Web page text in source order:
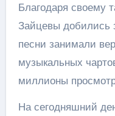
Благодаря своему
Зайцевы добились
песни занимали
музыкальных
миллионы
На сегодняшний